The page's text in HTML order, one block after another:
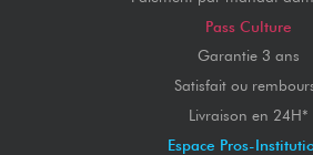
Pass Culture
Garantie 3 ans
Satisfait ou
Livraison en 24H*
Espace Pros-